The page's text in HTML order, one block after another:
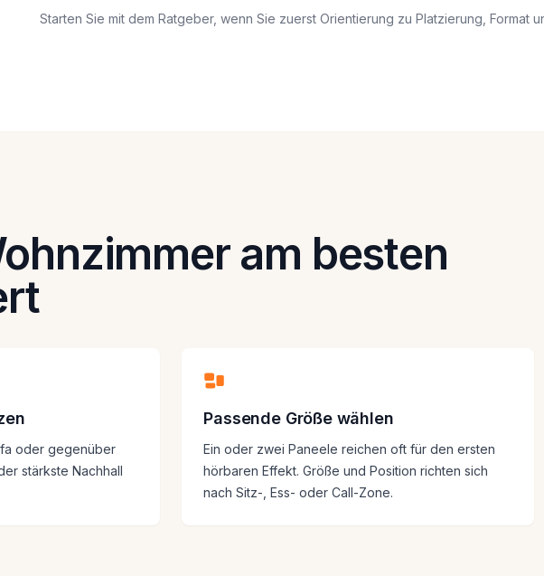
Starten Sie mit dem Ratgeber, wenn Sie zuerst Orientierung zu Platzierung, Format
am besten
oder gegenüber
stärkste Nachhall
Passende Größe wählen
Ein oder zwei Paneele reichen oft für den ersten
hörbaren Effekt. Größe und Position richten sich
nach Sitz-, Ess- oder Call-Zone.